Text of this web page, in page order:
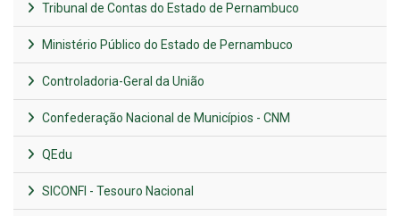
Tribunal de Contas do Estado de Pernambuco
Ministério Público do Estado de Pernambuco
Controladoria-Geral da União
Confederação Nacional de Municípios - CNM
QEdu
SICONFI - Tesouro Nacional